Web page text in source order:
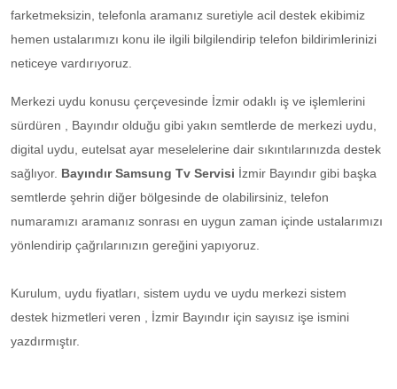
farketmeksizin, telefonla aramanız suretiyle acil destek ekibimiz
hemen ustalarımızı konu ile ilgili bilgilendirip telefon bildirimlerinizi
neticeye vardırıyoruz.
Merkezi uydu konusu çerçevesinde İzmir odaklı iş ve işlemlerini
sürdüren , Bayındır olduğu gibi yakın semtlerde de merkezi uydu,
digital uydu, eutelsat ayar meselelerine dair sıkıntılarınızda destek
sağlıyor. Bayındır Samsung Tv Servisi İzmir Bayındır gibi başka
semtlerde şehrin diğer bölgesinde de olabilirsiniz, telefon
numaramızı aramanız sonrası en uygun zaman içinde ustalarımızı
yönlendirip çağrılarınızın gereğini yapıyoruz.
Kurulum, uydu fiyatları, sistem uydu ve uydu merkezi sistem
destek hizmetleri veren , İzmir Bayındır için sayısız işe ismini
yazdırmıştır.